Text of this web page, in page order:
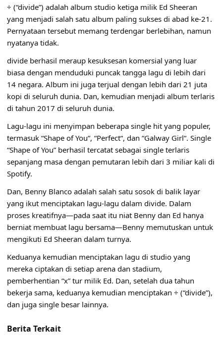
÷ (“divide”) adalah album studio ketiga milik Ed Sheeran
yang menjadi salah satu album paling sukses di abad ke-21.
Pernyataan tersebut memang terdengar berlebihan, namun
nyatanya tidak.
divide berhasil meraup kesuksesan komersial yang luar
biasa dengan menduduki puncak tangga lagu di lebih dari
14 negara. Album ini juga terjual dengan lebih dari 21 juta
kopi di seluruh dunia. Dan, kemudian menjadi album terlaris
di tahun 2017 di seluruh dunia.
Lagu-lagu ini menyimpan beberapa single hit yang populer,
termasuk “Shape of You“, “Perfect“, dan “Galway Girl“. Single
“Shape of You” berhasil tercatat sebagai single terlaris
sepanjang masa dengan pemutaran lebih dari 3 miliar kali di
Spotify.
Dan, Benny Blanco adalah salah satu sosok di balik layar
yang ikut menciptakan lagu-lagu dalam divide. Dalam
proses kreatifnya—pada saat itu niat Benny dan Ed hanya
berniat membuat lagu bersama—Benny memutuskan untuk
mengikuti Ed Sheeran dalam turnya.
Keduanya kemudian menciptakan lagu di studio yang
mereka ciptakan di setiap arena dan stadium,
pemberhentian “x” tur milik Ed. Dan, setelah dua tahun
bekerja sama, keduanya kemudian menciptakan ÷ (“divide”),
dan juga single besar lainnya.
Berita Terkait